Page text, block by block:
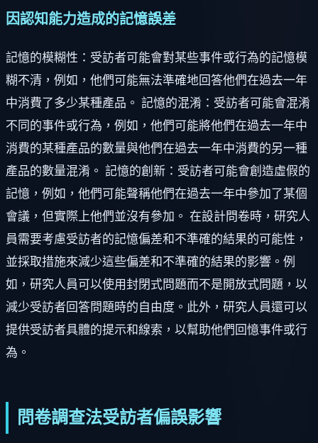
因認知能力造成的記憶誤差
記憶的模糊性：受訪者可能會對某些事件或行為的記憶模
糊不清，例如，他們可能無法準確地回答他們在過去一年
中消費了多少某種產品。 記憶的混淆：受訪者可能會混淆
不同的事件或行為，例如，他們可能將他們在過去一年中
消費的某種產品的數量與他們在過去一年中消費的另一種
產品的數量混淆。 記憶的創新：受訪者可能會創造虛假的
記憶，例如，他們可能聲稱他們在過去一年中參加了某個
會議，但實際上他們並沒有參加。 在設計問卷時，研究人
員需要考慮受訪者的記憶偏差和不準確的結果的可能性，
並採取措施來減少這些偏差和不準確的結果的影響。例
如，研究人員可以使用封閉式問題而不是開放式問題，以
減少受訪者回答問題時的自由度。此外，研究人員還可以
提供受訪者具體的提示和線索，以幫助他們回憶事件或行
為。
問卷調查法受訪者偏誤影響